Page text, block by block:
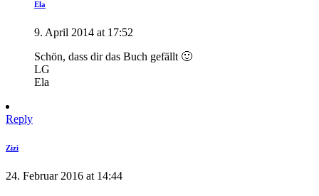
Ela
9. April 2014 at 17:52
Schön, dass dir das Buch gefällt 🙂
LG
Ela
Reply
Zizi
24. Februar 2016 at 14:44